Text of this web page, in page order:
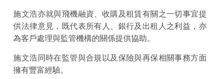
私隱政策
施文浩亦就與飛機融資、收購及租賃有關之一切事宜提
供法律意見，既代表所有人、銀行及出租人之利益，亦
為客戶處理與監管機構的關係提供協助。
施文浩同時在監管與合規以及保險與再保相關事務方面
擁有豐富經驗。